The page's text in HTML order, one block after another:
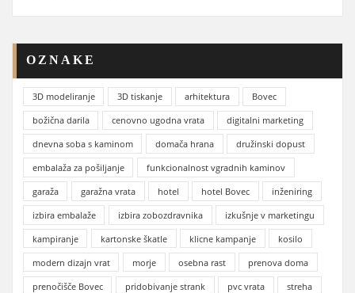
OZNAKE
3D modeliranje 3D tiskanje arhitektura
Bovec
božična darila
cenovno ugodna vrata
digitalni marketing
dnevna soba s kaminom
domača hrana
družinski dopust
embalaža za pošiljanje
funkcionalnost vgradnih kaminov
garaža
garažna vrata hotel hotel Bovec
inženiring
izbira embalaže
izbira zobozdravnika
izkušnje v marketingu
kampiranje
kartonske škatle klicne kampanje
kosilo
modern dizajn vrat
morje osebna rast
prenova doma
prenočišče Bovec
pridobivanje strank pvc vrata
streha